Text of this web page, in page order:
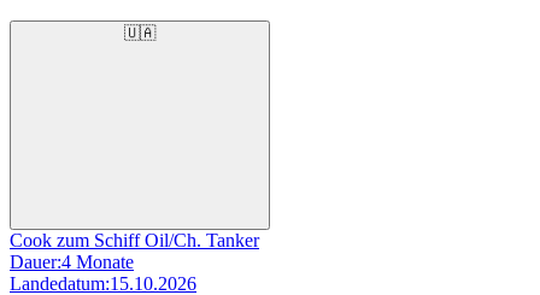
🇺🇦
Cook zum Schiff Oil/Ch. Tanker
Dauer:4 Monate
Landedatum:15.10.2026